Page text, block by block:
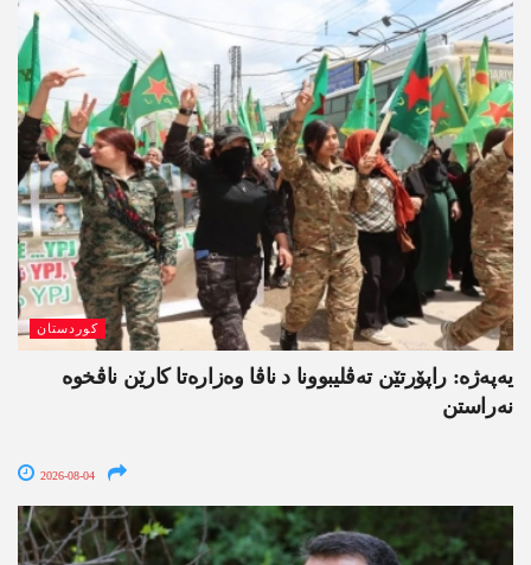
کوردستان
یەپەژە: راپۆرتێن تەڤلیبوونا د ناڤا وەزارەتا کارێن ناڤخوە
نەراستن
2026-08-04